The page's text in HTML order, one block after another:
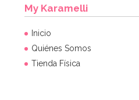
My Karamelli
Inicio
Quiénes Somos
Tienda Física